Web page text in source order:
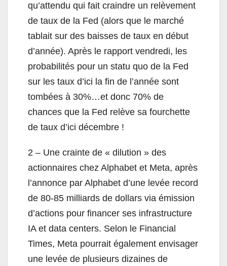
qu’attendu qui fait craindre un relèvement
de taux de la Fed (alors que le marché
tablait sur des baisses de taux en début
d’année). Après le rapport vendredi, les
probabilités pour un statu quo de la Fed
sur les taux d’ici la fin de l’année sont
tombées à 30%…et donc 70% de
chances que la Fed relève sa fourchette
de taux d’ici décembre !
2 – Une crainte de « dilution » des
actionnaires chez Alphabet et Meta, après
l’annonce par Alphabet d’une levée record
de 80-85 milliards de dollars via émission
d’actions pour financer ses infrastructure
IA et data centers. Selon le Financial
Times, Meta pourrait également envisager
une levée de plusieurs dizaines de